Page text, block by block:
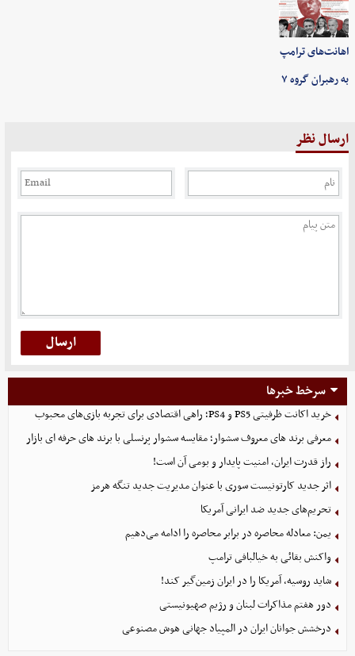
اهانت‌های ترامپ
به رهبران گروه ۷
ارسال نظر
سرخط خبرها
خرید اکانت ظرفیتی PS5 و PS4؛ راهی اقتصادی برای تجربه بازی‌های محبوب
معرفی برند های معروف سشوار؛ مقایسه سشوار پرنسلی با برند های حرفه ای بازار
راز قدرت ایران، امنیت پایدار و بومی آن است!
اثر جدید کارتونیست سوری با عنوان مدیریت جدید تنگه هرمز
تحریم‌های جدید ضد ایرانی آمریکا
یمن: معادله محاصره در برابر محاصره را ادامه می‌دهیم
واکنش بقائی به خیالبافی ترامپ
شاید روسیه، آمریکا را در ایران زمین‌گیر کند!
دور هفتم مذاکرات لبنان و رژیم صهیونیستی
درخشش جوانان ایران در المپیاد جهانی هوش مصنوعی